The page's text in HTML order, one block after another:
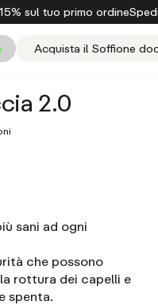
gratuita per ordini
Acquista il Soffione
2.0
sani ad ogni
che possono
rottura dei capelli e
spenta.